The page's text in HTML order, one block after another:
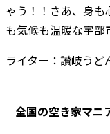
ゃう！！さあ、身も
も気候も温暖な宇部
ライター：讃岐うど
全国の空き家マニ